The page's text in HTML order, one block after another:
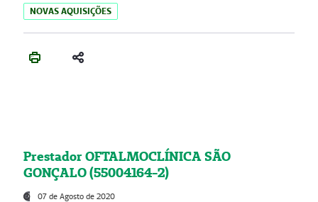
NOVAS AQUISIÇÕES
Prestador OFTALMOCLÍNICA SÃO
GONÇALO (55004164-2)
07 de Agosto de 2020